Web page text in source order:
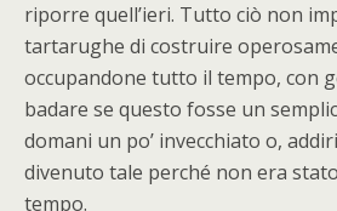
riporre quell’ieri. Tutto ciò non
tartarughe di costruire
occupandone tutto il tempo, con
badare se questo fosse un
domani un po’ invecchiato o,
divenuto tale perché non era
tempo.